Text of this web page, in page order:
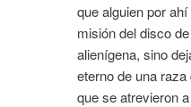
que alguien por
misión del disco
alienígena, sino
eterno de una
que se atrevieron